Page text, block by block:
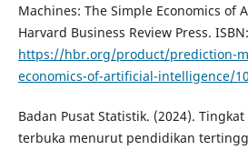
Machines: The Simple Economics of
Harvard Business Review Press. ISBN:
https://hbr.org/product/prediction-
economics-of-artificial-intelligence/
Badan Pusat Statistik. (2024).
terbuka menurut pendidikan